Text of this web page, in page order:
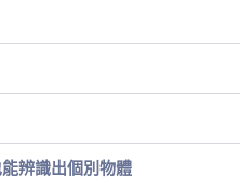
辨識出個別物體